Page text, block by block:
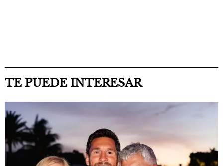
TE PUEDE INTERESAR